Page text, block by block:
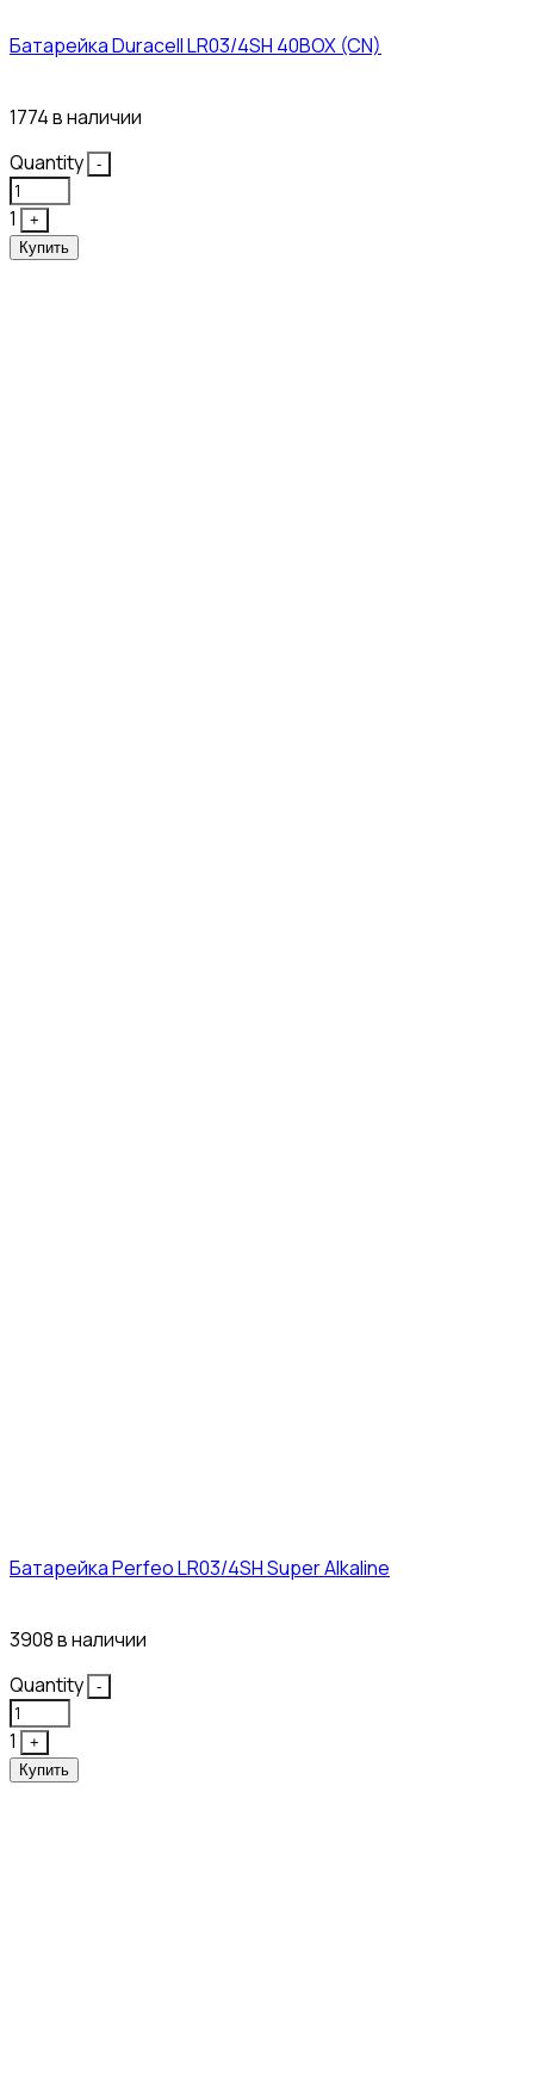
Батарейка Duracell LR03/4SH 40BOX (CN)
1774 в наличии
Quantity
-
1
+
Купить
Батарейка Perfeo LR03/4SH Super Alkaline
3908 в наличии
Quantity
-
1
+
Купить